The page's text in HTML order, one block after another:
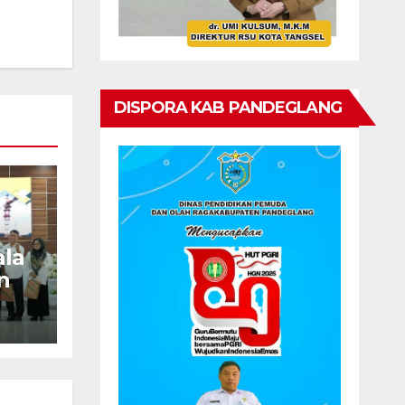
DISPORA KAB PANDEGLANG